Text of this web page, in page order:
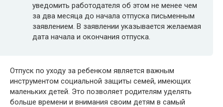
уведомить работодателя об этом не менее чем
за два месяца до начала отпуска письменным
заявлением. В заявлении указывается желаемая
дата начала и окончания отпуска.
Отпуск по уходу за ребенком является важным
инструментом социальной защиты семей, имеющих
маленьких детей. Это позволяет родителям уделять
больше времени и внимания своим детям в самый